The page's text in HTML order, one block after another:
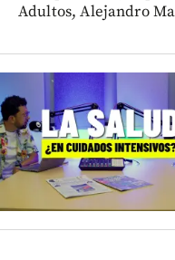
Adultos, Alejandro